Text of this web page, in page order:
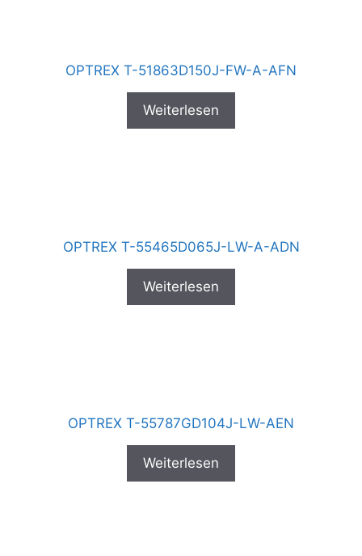
OPTREX T-51863D150J-FW-A-AFN
Weiterlesen
OPTREX T-55465D065J-LW-A-ADN
Weiterlesen
OPTREX T-55787GD104J-LW-AEN
Weiterlesen